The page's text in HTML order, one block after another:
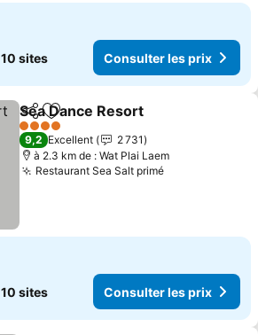
10 sites Consulter les prix
PartagerAjouter à mes favoris
Sea Dance Resort
4 Étoiles
9,2 Excellent
2 731
à 2.3 km de : Wat Plai Laem
Restaurant Sea Salt priméConsulter les
10 sites Consulter les prix